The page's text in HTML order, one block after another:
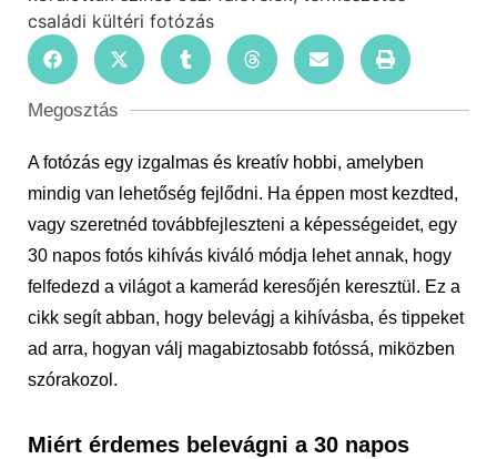
Megosztás
A fotózás egy izgalmas és kreatív hobbi, amelyben
mindig van lehetőség fejlődni. Ha éppen most kezdted,
vagy szeretnéd továbbfejleszteni a képességeidet, egy
30 napos fotós kihívás kiváló módja lehet annak, hogy
felfedezd a világot a kamerád keresőjén keresztül. Ez a
cikk segít abban, hogy belevágj a kihívásba, és tippeket
ad arra, hogyan válj magabiztosabb fotóssá, miközben
szórakozol.
Miért érdemes belevágni a 30 napos